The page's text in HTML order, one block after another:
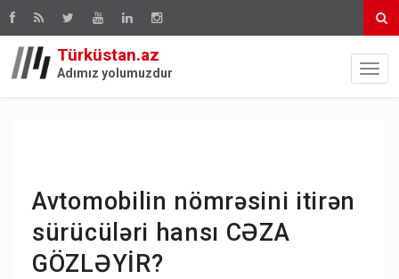
Türküstan.az
Adımız yolumuzdur
Avtomobilin nömrəsini itirən
sürücüləri hansı CƏZA
GÖZLƏYİR?